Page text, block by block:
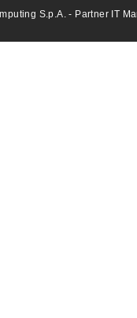
S.p.A. - Partner IT